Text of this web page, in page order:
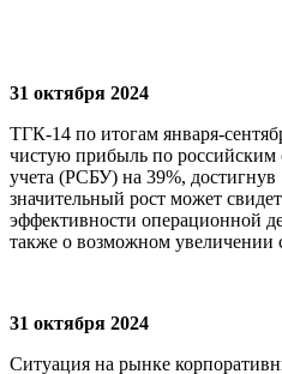
31 октября 2024
ТГК-14 по итогам января-
чистую прибыль по российским
учета (РСБУ) на 39%,
значительный рост может
эффективности операционной
также о возможном увеличении
31 октября 2024
Ситуация на рынке